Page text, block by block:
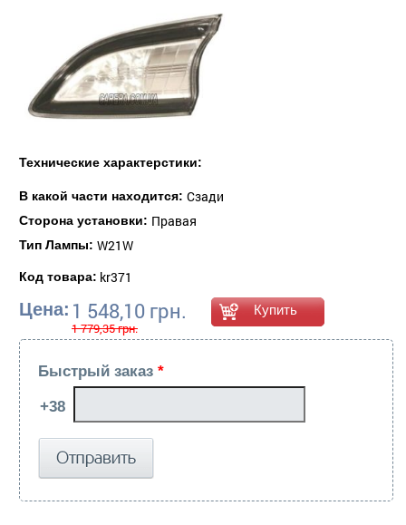
Технические характерстики:
В какой части находится: Сзади
Сторона установки: Правая
Тип Лампы: W21W
Код товара: kr371
Цена: 1 548,10 грн.
1 779,35 грн.
Быстрый заказ *